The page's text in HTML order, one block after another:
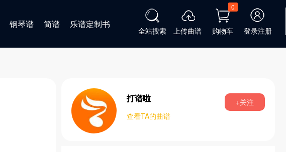
钢琴谱 简谱 乐谱定制书
全站搜索 上传曲谱 购物车
0
登录注册
打谱啦
查看TA的曲谱
+关注